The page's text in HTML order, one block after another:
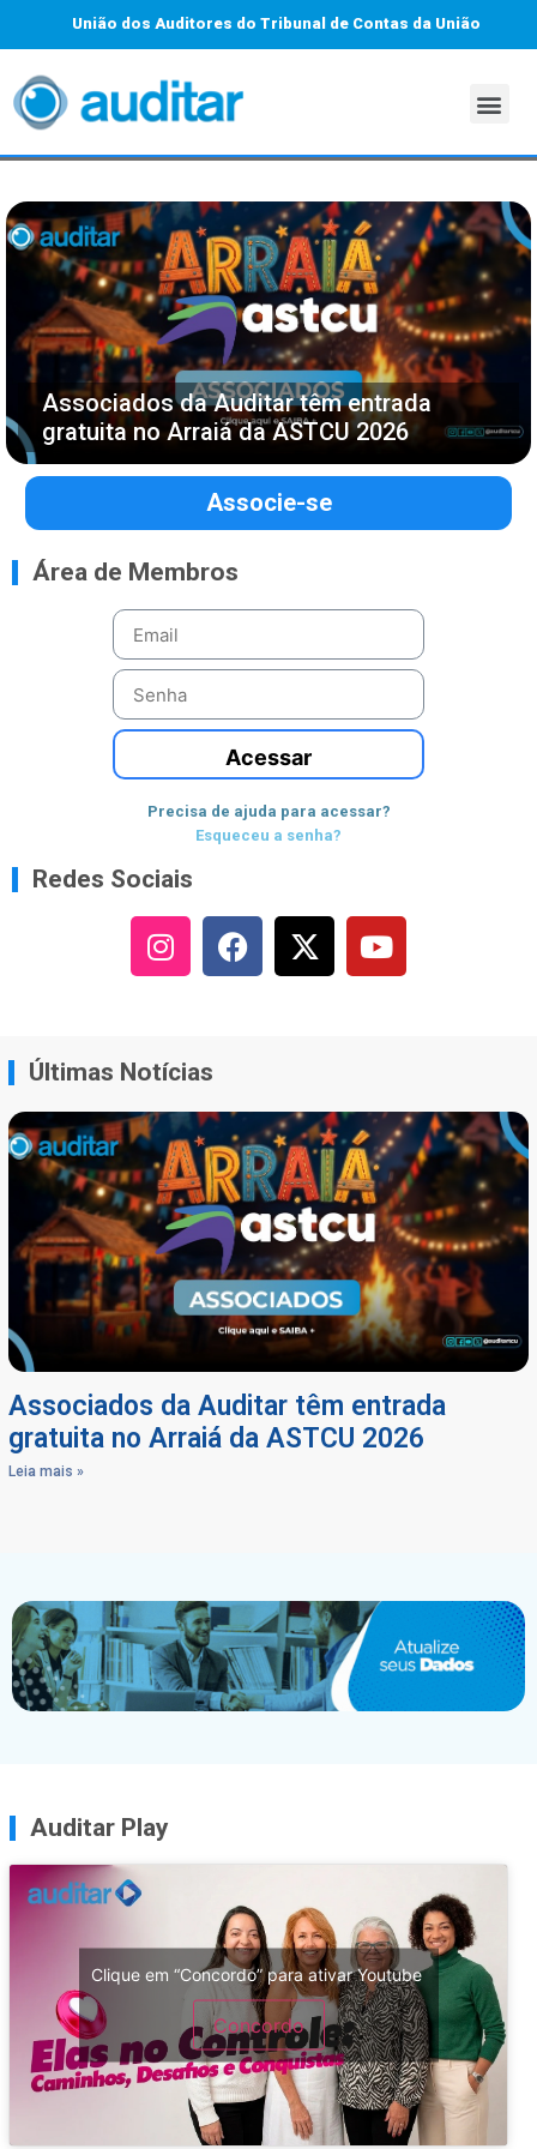
União dos Auditores do Tribunal de Contas da União
Associados da Auditar têm entrada
gratuita no Arraiá da ASTCU 2026
Associe-se
Área de Membros
Acessar
Precisa de ajuda para acessar?
Esqueceu a senha?
Redes Sociais
Últimas Notícias
Associados da Auditar têm entrada
gratuita no Arraiá da ASTCU 2026
Leia mais »
Auditar Play
Clique em “Concordo” para ativar Youtube
Concordo